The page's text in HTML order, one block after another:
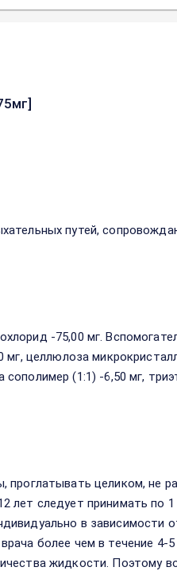
путей,
-75,00 мг.
целлюлоза
(1:1) -6,50 мг,
проглатывать целиком, не
следует принимать по
в зависимости
более чем в течение
жидкости. Поэтому